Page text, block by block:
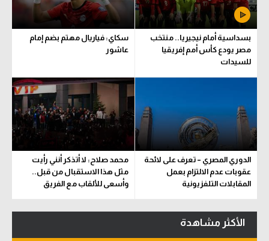
بسداسية أمام نيجيريا.. منتخب
مصر يودع كأس أمم إفريقيا
للسيدات
سكاي: فياريال مهتم بضم إمام
عاشور
الدوري المصري – تعرف على لائحة
عقوبات عدم الالتزام بعمل
المقابلات التلفزيونية
محمد صلاح: لا أتذكر أنني رأيت
مثل هذا الاستقبال من قبل..
وأسعى للألقاب مع الفريق
الأكثر مشاهدة